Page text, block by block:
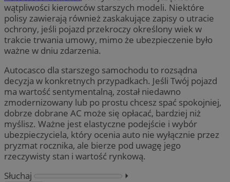
wątpliwości kierowców starszych modeli. Niektóre
polisy zawierają również zaskakujące zapisy o utracie
ochrony, jeśli pojazd przekroczy określony wiek w
trakcie trwania umowy, mimo że ubezpieczenie było
ważne w dniu zdarzenia.
Autocasco dla starszego samochodu to rozsądna
decyzja w konkretnych przypadkach. Jeśli Twój pojazd
ma wartość sentymentalną, został niedawno
zmodernizowany lub po prostu chcesz spać spokojniej,
dobrze dobrane AC może się opłacać, bardziej niż
myślisz. Ważne jest elastyczne podejście i wybór
ubezpieczyciela, który ocenia auto nie wyłącznie przez
pryzmat rocznika, ale bierze pod uwagę jego
rzeczywisty stan i wartość rynkową.
Słuchaj
⏵︎